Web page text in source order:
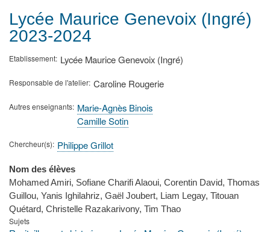
d'Ariane
Lycée Maurice Genevoix (Ingré)
2023-2024
Etablissement Lycée Maurice Genevoix (Ingré)
Responsable de l'atelier Caroline Rougerie
Autres enseignants Marie-Agnès Binois
Camille Sotin
Chercheur(s) Philippe Grillot
Nom des élèves
Mohamed Amiri, Sofiane Charifi Alaoui, Corentin David, Thomas
Guillou, Yanis Ighilahriz, Gaël Joubert, Liam Legay, Titouan
Quétard, Christelle Razakarivony, Tim Thao
Sujets